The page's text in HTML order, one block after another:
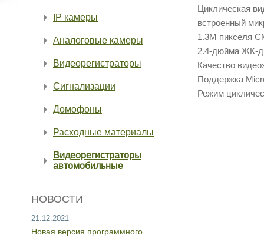
Циклическая
встроенный
1.3M пикселя
2.4-дюйма ЖК-
Качество
Поддержка
Режим
IP камеры
Аналоговые камеры
Видеорегистраторы
Сигнализации
Домофоны
Расходные материалы
Видеорегистраторы
автомобильные
НОВОСТИ
21.12.2021
Новая версия программного